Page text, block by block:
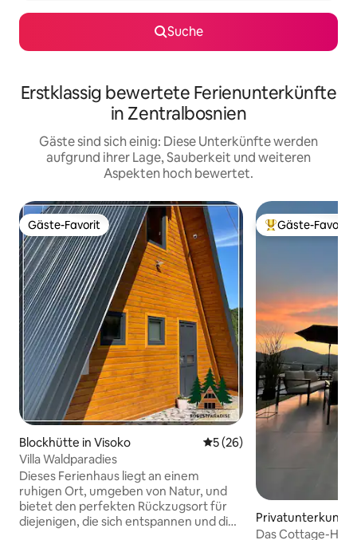
Suche
Erstklassig bewertete Ferienunterkünfte
in Zentralbosnien
Gäste sind sich einig: Diese Unterkünfte werden
aufgrund ihrer Lage, Sauberkeit und weiteren
Aspekten hoch bewertet.
Gäste-Favorit
Gäste-Favorit
Blockhütte in Visoko Durchschnittliche
5 (26)
Villa Waldparadies
Dieses Ferienhaus liegt an einem
ruhigen Ort, umgeben von Natur, und
bietet den perfekten Rückzugsort für
diejenigen, die sich entspannen und die
Beliebter Gäste-
Gäste-Favorit
Privatunterkunft
Das Cottage-